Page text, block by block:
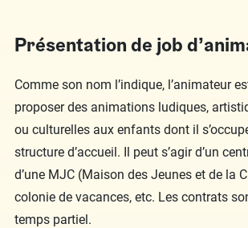
Présentation de job
Comme son nom l’indique, l’animateur
proposer des animations ludiques,
ou culturelles aux enfants dont il
structure d’accueil. Il peut s’agir d’un
d’une MJC (Maison des Jeunes et de la
colonie de vacances, etc. Les contrats
temps partiel.